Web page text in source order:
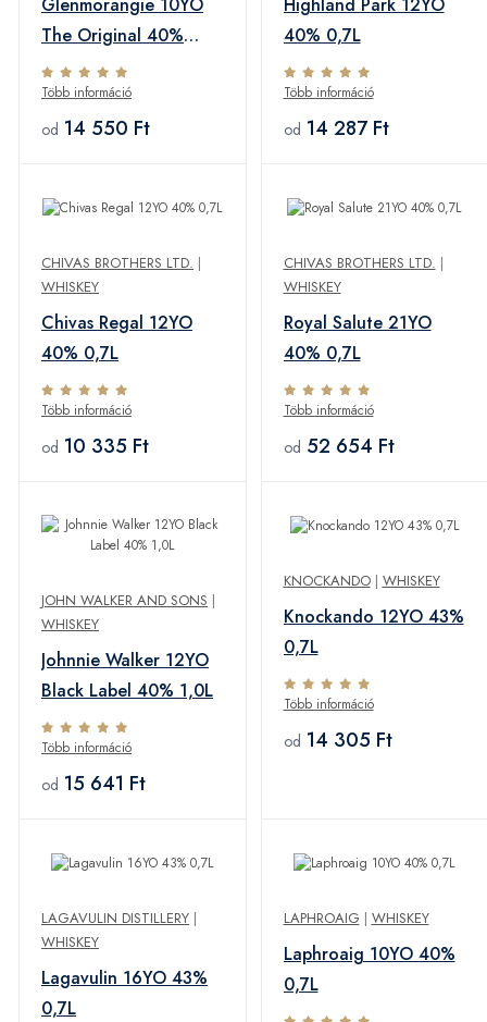
Glenmorangie 10YO
The Original 40%
0,7L
Több információ
od 14 550 Ft
Highland Park 12YO
40% 0,7L
Több információ
od 14 287 Ft
CHIVAS BROTHERS LTD. |
WHISKEY
Chivas Regal 12YO
40% 0,7L
Több információ
od 10 335 Ft
CHIVAS BROTHERS LTD. |
WHISKEY
Royal Salute 21YO
40% 0,7L
Több információ
od 52 654 Ft
JOHN WALKER AND SONS |
WHISKEY
Johnnie Walker 12YO
Black Label 40% 1,0L
Több információ
od 15 641 Ft
KNOCKANDO| WHISKEY
Knockando 12YO 43%
0,7L
Több információ
od 14 305 Ft
LAGAVULIN DISTILLERY |
WHISKEY
Lagavulin 16YO 43%
0,7L
LAPHROAIG | WHISKEY
Laphroaig 10YO 40%
0,7L